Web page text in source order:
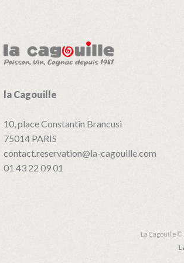
la Cagouille
10, place Constantin Brancusi
75014 PARIS
contact.reservation@la-cagouille.com
01 43 22 09 01
La Cagouille ©